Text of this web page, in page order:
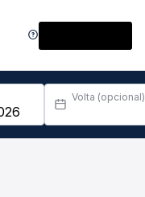
Volta (opcional)